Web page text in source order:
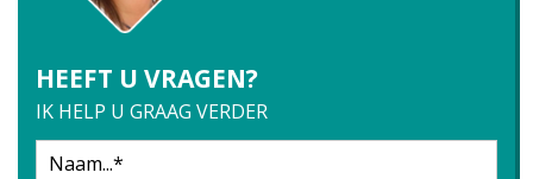
HEEFT U VRAGEN?
IK HELP U GRAAG VERDER